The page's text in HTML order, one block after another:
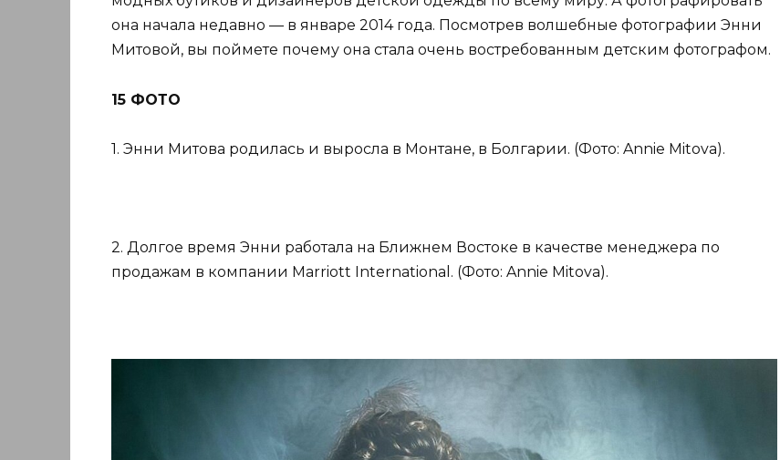
она начала недавно — в январе 2014 года. Посмотрев волшебные фотографии Энни
Митовой, вы поймете почему она стала очень востребованным детским фотографом.
15 ФОТО
1. Энни Митова родилась и выросла в Монтане, в Болгарии. (Фото: Annie Mitova).
2. Долгое время Энни работала на Ближнем Востоке в качестве менеджера по
продажам в компании Marriott International. (Фото: Annie Mitova).